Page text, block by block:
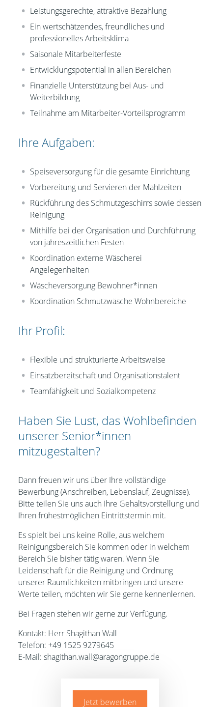
Leistungsgerechte, attraktive Bezahlung
Ein wertschätzendes, freundliches und
professionelles Arbeitsklima
Saisonale Mitarbeiterfeste
Entwicklungspotential in allen Bereichen
Finanzielle Unterstützung bei Aus- und
Weiterbildung
Teilnahme am Mitarbeiter-Vorteilsprogramm
Ihre Aufgaben:
Speiseversorgung für die gesamte Einrichtung
Vorbereitung und Servieren der Mahlzeiten
Rückführung des Schmutzgeschirrs sowie dessen
Reinigung
Mithilfe bei der Organisation und Durchführung
von jahreszeitlichen Festen
Koordination externe Wäscherei
Angelegenheiten
Wäscheversorgung Bewohner*innen
Koordination Schmutzwäsche Wohnbereiche
Ihr Profil:
Flexible und strukturierte Arbeitsweise
Einsatzbereitschaft und Organisationstalent
Teamfähigkeit und Sozialkompetenz
Haben Sie Lust, das Wohlbefinden
unserer Senior*innen
mitzugestalten?
Dann freuen wir uns über Ihre vollständige
Bewerbung (Anschreiben, Lebenslauf, Zeugnisse).
Bitte teilen Sie uns auch Ihre Gehaltsvorstellung und
Ihren frühestmöglichen Eintrittstermin mit.
Es spielt bei uns keine Rolle, aus welchem
Reinigungsbereich Sie kommen oder in welchem
Bereich Sie bisher tätig waren. Wenn Sie
Leidenschaft für die Reinigung und Ordnung
unserer Räumlichkeiten mitbringen und unsere
Werte teilen, möchten wir Sie gerne kennenlernen.
Bei Fragen stehen wir gerne zur Verfügung.
Kontakt: Herr Shagithan Wall
Telefon: +49 1525 9279645
E-Mail: shagithan.wall@aragongruppe.de
Jetzt bewerben